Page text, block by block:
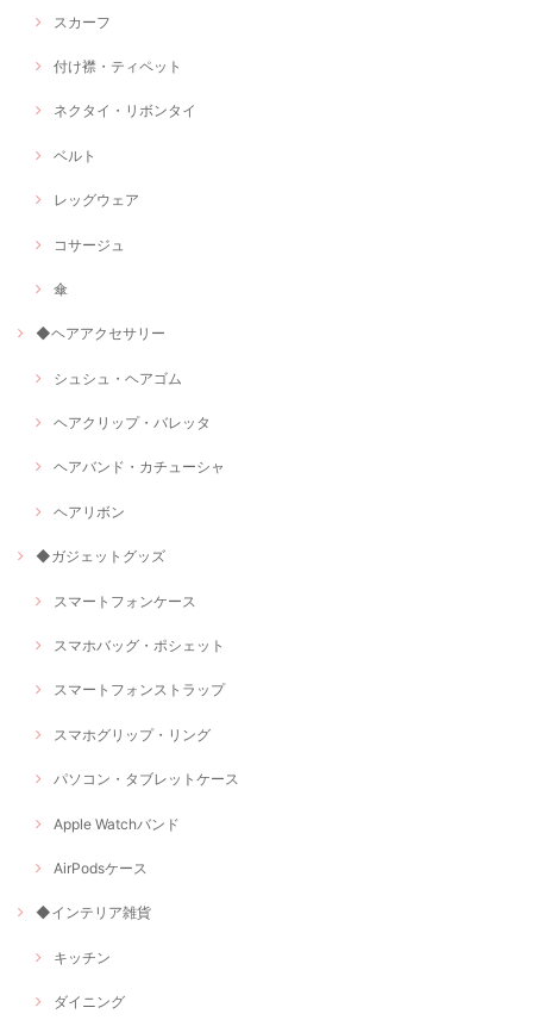
スカーフ
付け襟・ティペット
ネクタイ・リボンタイ
ベルト
レッグウェア
コサージュ
傘
◆ヘアアクセサリー
シュシュ・ヘアゴム
ヘアクリップ・バレッタ
ヘアバンド・カチューシャ
ヘアリボン
◆ガジェットグッズ
スマートフォンケース
スマホバッグ・ポシェット
スマートフォンストラップ
スマホグリップ・リング
パソコン・タブレットケース
Apple Watchバンド
AirPodsケース
◆インテリア雑貨
キッチン
ダイニング